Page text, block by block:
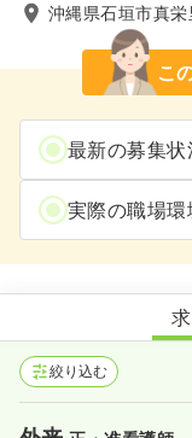
沖縄県石垣市真
こ
最新の募集
実際の職場
絞り込む